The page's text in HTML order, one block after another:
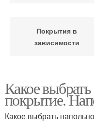
Покрытия в
зависимости
Покрытия для кухни
Какое
покрытие.
Какое выбрать